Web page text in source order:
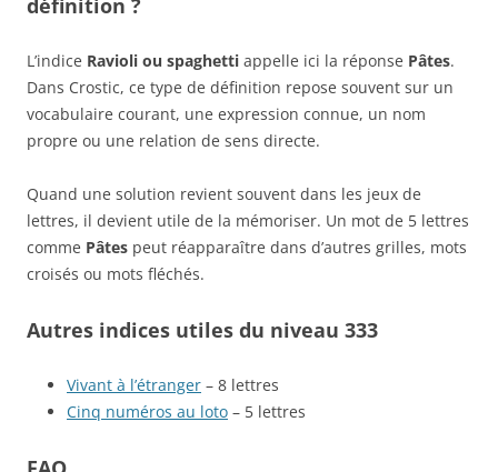
L’indice Ravioli ou spaghetti appelle ici la réponse Pâtes.
Dans Crostic, ce type de définition repose souvent sur un
vocabulaire courant, une expression connue, un nom
propre ou une relation de sens directe.
Quand une solution revient souvent dans les jeux de
lettres, il devient utile de la mémoriser. Un mot de 5 lettres
comme Pâtes peut réapparaître dans d’autres grilles, mots
croisés ou mots fléchés.
Autres indices utiles du niveau 333
Vivant à l’étranger – 8 lettres
Cinq numéros au loto – 5 lettres